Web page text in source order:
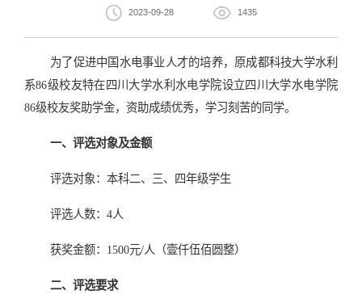
2023-09-28 1435
为了促进中国水电事业人才的培养，原成都科技大学水利
系86级校友特在四川大学水利水电学院设立四川大学水电学院
86级校友奖助学金，资助成绩优秀，学习刻苦的同学。
一、评选对象及金额
评选对象：本科二、三、四年级学生
评选人数：4人
获奖金额：1500元/人（壹仟伍佰圆整）
二、评选要求